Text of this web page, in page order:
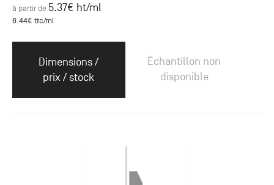
à partir de 5.37€ ht/ml
6.44€ ttc/ml
Dimensions /
prix / stock
Échantillon non
disponible